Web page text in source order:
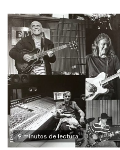
9 minutos de lectura